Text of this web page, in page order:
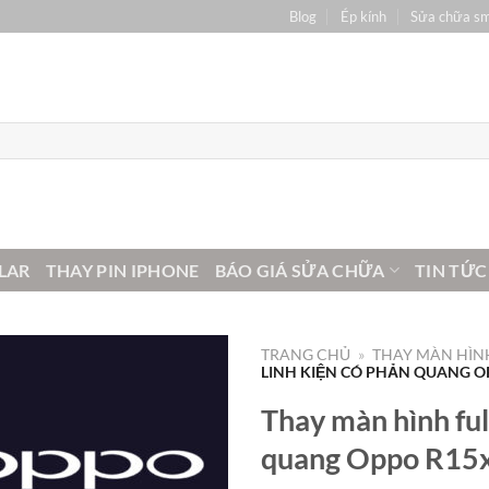
Blog Ép kính Sửa chữa
THAY PIN IPHONE BÁO GIÁ SỬA CHỮA TIN TỨC
TRANG CHỦ » THAY MÀN
LINH KIỆN CÓ PHẢN QUANG
Thay màn hình
quang Oppo